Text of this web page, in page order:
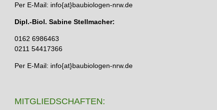
Per E-Mail: info{at}baubiologen-nrw.de
Dipl.-Biol. Sabine Stellmacher:
0162 6986463
0211 54417366
Per E-Mail: info{at}baubiologen-nrw.de
MITGLIEDSCHAFTEN: